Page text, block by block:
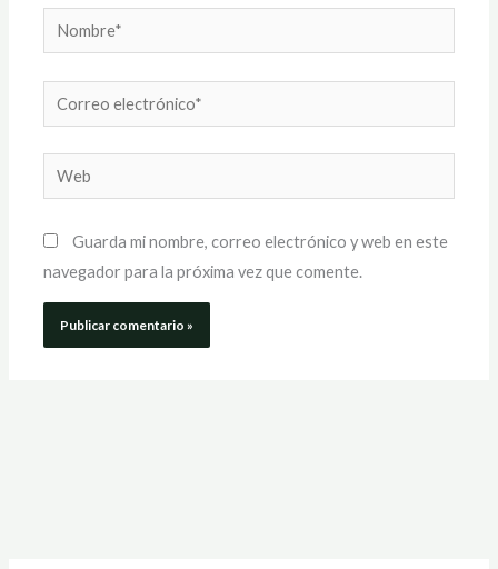
Nombre*
Correo
electrónico*
Web
Guarda mi nombre, correo electrónico y web en este
navegador para la próxima vez que comente.